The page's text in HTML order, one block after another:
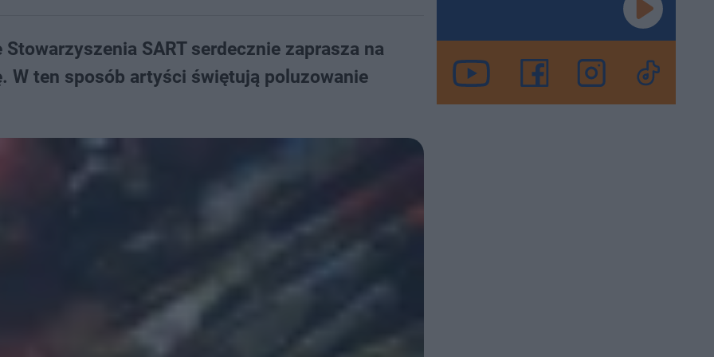
SART serdecznie zaprasza na
W ten sposób artyści świętują poluzowanie